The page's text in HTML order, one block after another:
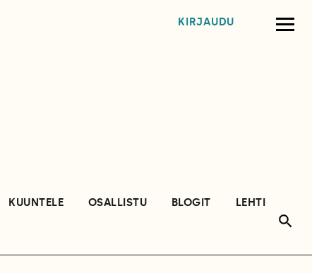
KIRJAUDU
KUUNTELE OSALLISTU BLOGIT
LEHTI